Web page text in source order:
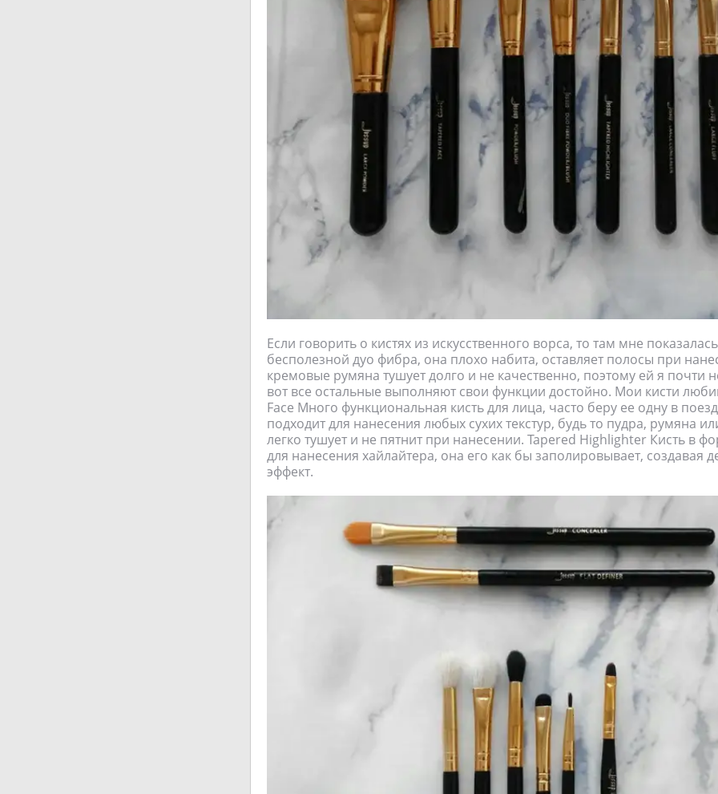
Если говорить о кистях из искусственного ворса, то там мне
бесполезной дуо фибра, она плохо набита, оставляет полосы при
кремовые румяна тушует долго и не качественно, поэтому ей я почти
вот все остальные выполняют свои функции достойно. Мои кисти
Face Много функциональная кисть для лица, часто беру ее одну в
подходит для нанесения любых сухих текстур, будь то пудра, румяна
легко тушует и не пятнит при нанесении. Tapered Highlighter Кисть в
для нанесения хайлайтера, она его как бы заполировывает, создавая
эффект.